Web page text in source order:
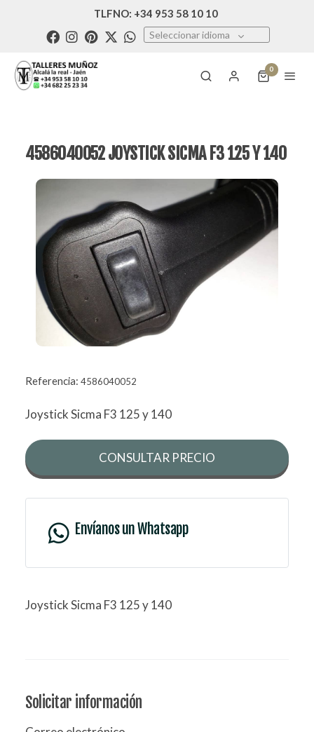
TLFNO: +34 953 58 10 10
Seleccionar idioma
0
4586040052 JOYSTICK SICMA F3 125 Y 140
Referencia: 4586040052
Joystick Sicma F3 125 y 140
CONSULTAR PRECIO
Envíanos un Whatsapp
Joystick Sicma F3 125 y 140
Solicitar información